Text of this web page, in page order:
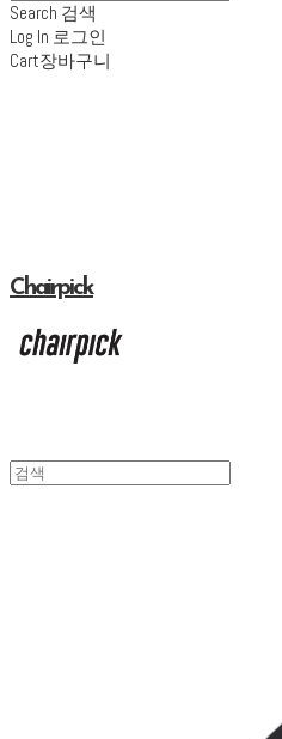
Search 검색
Log In 로그인
Cart장바구니
Chairpick